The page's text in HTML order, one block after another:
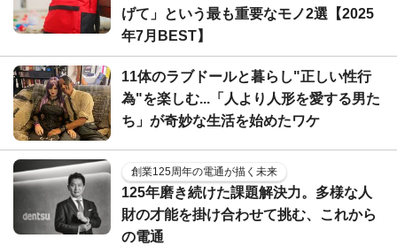
げて」という最も重要なモノ2選【2025
年7月BEST】
11体のラブドールと暮らし"正しい性行
為"を楽しむ...「人より人形を愛する男た
ち」が奇妙な生活を始めたワケ
創業125周年の電通が描く未来
125年磨き続けた課題解決力。多様な人
財の才能を掛け合わせて挑む、これから
の電通